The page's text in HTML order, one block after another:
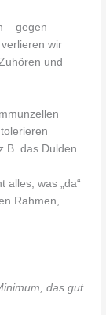
– gegen
wir
und
das Dulden
alles, was „da“
Rahmen,
das gut